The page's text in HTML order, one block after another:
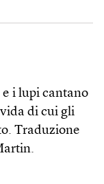
i lupi cantano
di cui gli
Traduzione